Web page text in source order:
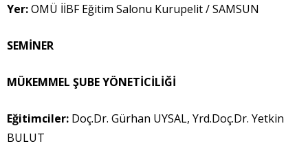
Yer:OMÜ İİBF Eğitim Salonu Kurupelit / SAMSUN
SEMİNER
MÜKEMMEL ŞUBE YÖNETİCİLİĞİ
Eğitimciler: Doç.Dr. Gürhan UYSAL, Yrd.Doç.Dr. Yetkin
BULUT